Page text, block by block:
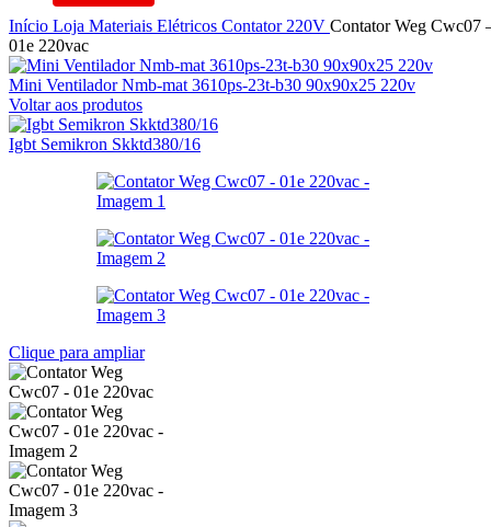
Início Loja Materiais Elétricos Contator 220V Contator Weg Cwc07
01e 220vac
Mini Ventilador Nmb-mat 3610ps-23t-b30 90x90x25 220v
Voltar aos produtos
Igbt Semikron Skktd380/16
Clique para ampliar